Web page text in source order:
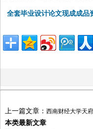
全套毕业设计论文现成成品
上一篇文章： 西南财经大学天
本类最新文章